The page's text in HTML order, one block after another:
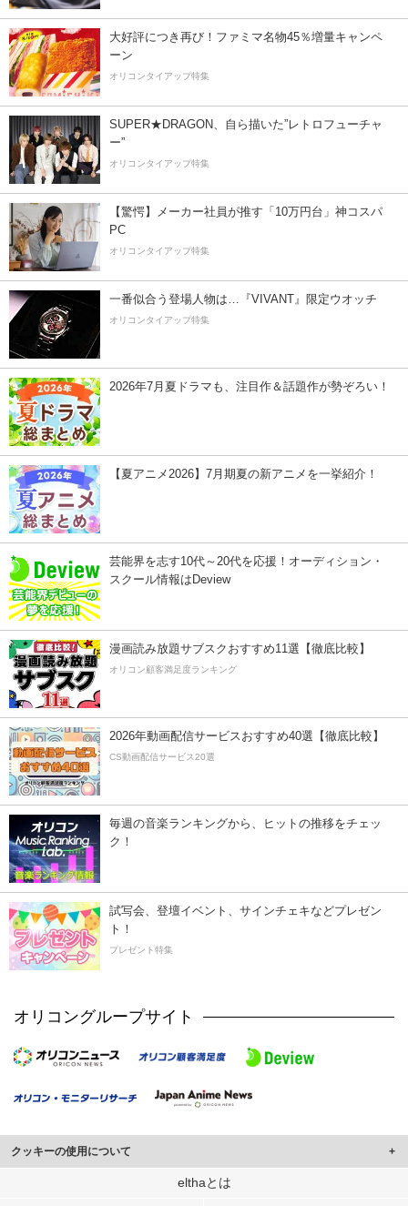
大好評につき再び！ファミマ名物45％増量キャンペ
ーン
オリコンタイアップ特集
SUPER★DRAGON、自ら描いた”レトロフューチャ
ー”
オリコンタイアップ特集
【驚愕】メーカー社員が推す「10万円台」神コスパ
PC
オリコンタイアップ特集
一番似合う登場人物は…『VIVANT』限定ウオッチ
オリコンタイアップ特集
2026年7月夏ドラマも、注目作＆話題作が勢ぞろい！
【夏アニメ2026】7月期夏の新アニメを一挙紹介！
芸能界を志す10代～20代を応援！オーディション・
スクール情報はDeview
漫画読み放題サブスクおすすめ11選【徹底比較】
オリコン顧客満足度ランキング
2026年動画配信サービスおすすめ40選【徹底比較】
CS動画配信サービス20選
毎週の音楽ランキングから、ヒットの推移をチェッ
ク！
試写会、登壇イベント、サインチェキなどプレゼン
ト！
プレゼント特集
オリコングループサイト
クッキーの使用について
このサイトでは Cookie を使用して、ユーザーに合わせたコンテンツや広告の
elthaとは